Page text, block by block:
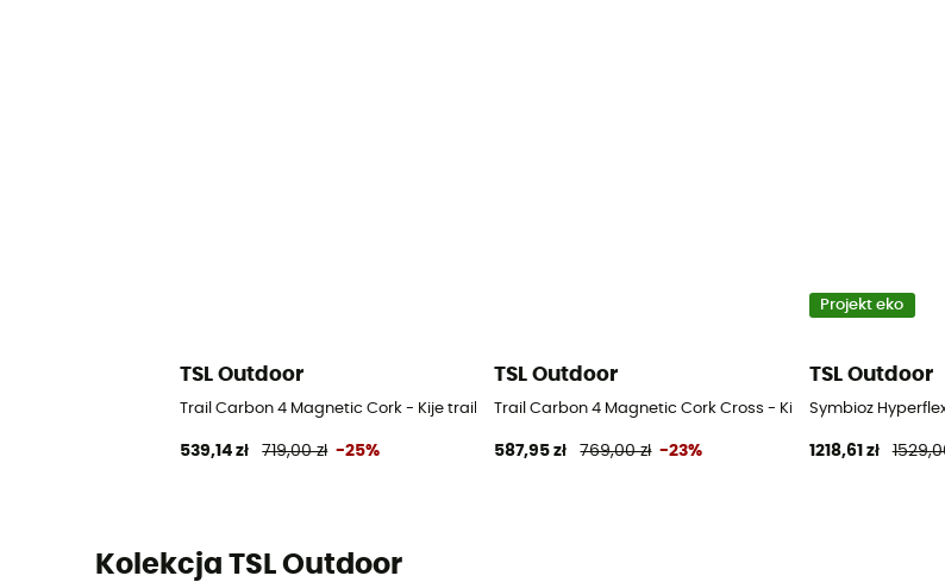
TSL Outdoor
Trail Carbon 4 Magnetic Cork - Kije trail running
539,14 zł 719,00 zł -25%
TSL Outdoor
Trail Carbon 4 Magnetic Cork Cross - Kije trail running
587,95 zł 769,00 zł -23%
Projekt eko
TSL Outdoor
Symbioz
1218,61 zł
Kolekcja TSL Outdoor